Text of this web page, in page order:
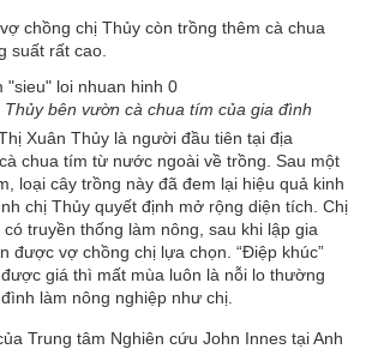
chồng chị Thủy còn trồng thêm cà chua
suất rất cao.
bên vườn cà chua tím của gia đình
Xuân Thủy là người đầu tiên tại địa
chua tím từ nước ngoài về trồng. Sau một
loại cây trồng này đã đem lại hiệu quả kinh
chị Thủy quyết định mở rộng diện tích. Chị
truyền thống làm nông, sau khi lập gia
được vợ chồng chị lựa chọn. “Điệp khúc”
giá thì mất mùa luôn là nỗi lo thường
làm nông nghiệp như chị.
Trung tâm Nghiên cứu John Innes tại Anh